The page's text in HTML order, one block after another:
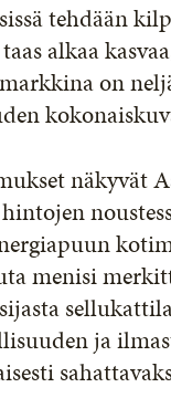
tehdään
alkaa
on
näkyvät
hintojen
menisi
ja